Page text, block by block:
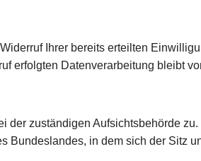
Ihrer bereits erteilten
erfolgten Datenverarbeitung bleibt
der zuständigen Aufsichtsbehörde
Bundeslandes, in dem sich der Sitz